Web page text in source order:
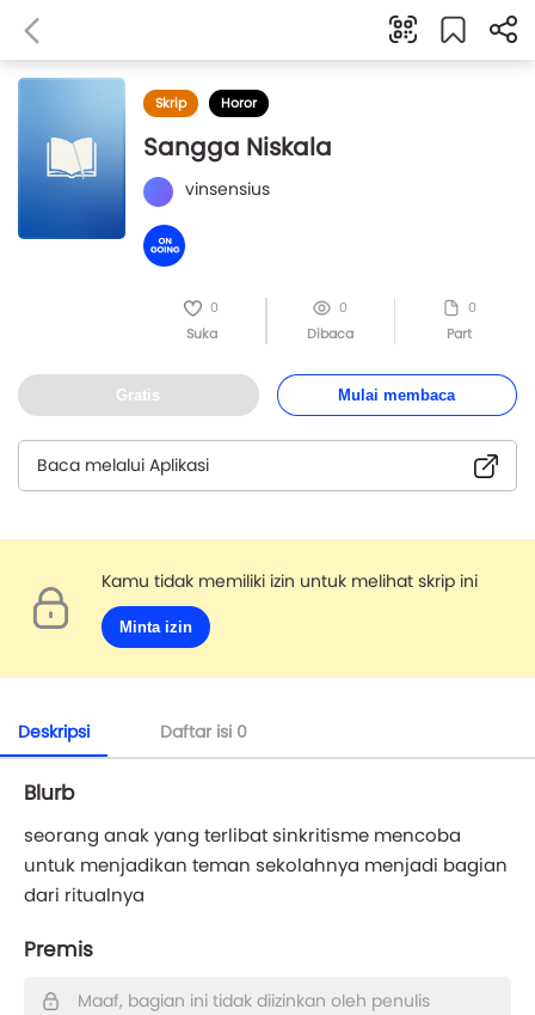
Skrip Horor
Sangga Niskala
vinsensius
0
Suka
0
Dibaca
0
Part
Gratis Mulai membaca
Baca melalui Aplikasi
Kamu tidak memiliki izin untuk melihat skrip ini
Minta izin
Deskripsi Daftar isi 0
Blurb
seorang anak yang terlibat sinkritisme mencoba
untuk menjadikan teman sekolahnya menjadi bagian
dari ritualnya
Premis
Maaf, bagian ini tidak diizinkan oleh penulis